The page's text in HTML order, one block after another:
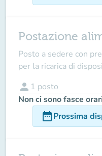
Postazione
Posto a sedere con
per la ricarica di
person 1 posto
Non ci sono fasce
date_rangeProssima